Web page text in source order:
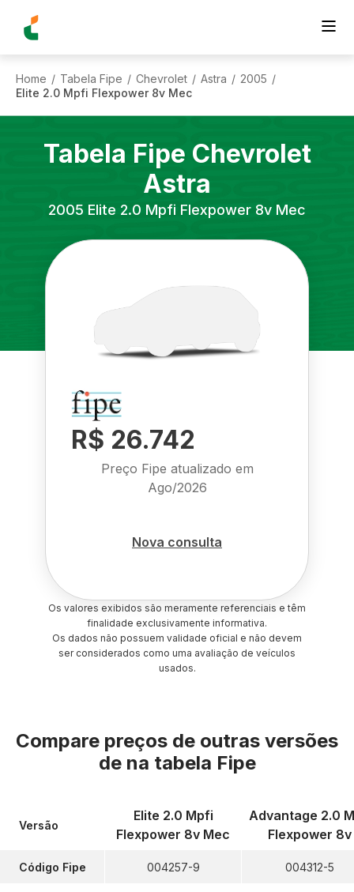
Home / Tabela Fipe / Chevrolet / Astra / 2005 /
Elite 2.0 Mpfi Flexpower 8v Mec
Tabela Fipe Chevrolet
Astra
2005 Elite 2.0 Mpfi Flexpower 8v Mec
R$ 26.742
Preço Fipe atualizado em
Ago/2026
Nova consulta
Os valores exibidos são meramente referenciais e têm
finalidade exclusivamente informativa.
Os dados não possuem validade oficial e não devem
ser considerados como uma avaliação de veículos
usados.
Compare preços de outras versões
de na tabela Fipe
Versão
Código Fipe
Elite 2.0 Mpfi
Flexpower 8v Mec
004257-9
Advantage 2.0
Flexpower 8v
004312-5